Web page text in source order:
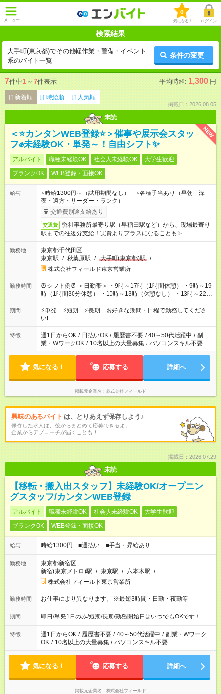
メニュー
0
気になる！ ログイン
検索結果
大手町(東京都)でその他軽作業・警備・イベント
系のバイト一覧
条件の変更
7件中1 ～ 7件表示 平均時給: 1,300 円
新着順 時給順 人気順
掲載日：2026.08.05
未読
NEW
＜⭐カンタンWEB登録⭐＞催事や展示会スタッ
フ✊未経験OK・単発～！自由シフト✨
アルバイト 職種未経験OK 社会人未経験OK
大学生歓迎
ブランクOK
WEB登録・面接OK
給与
⭐時給1300円～（試用期間なし） ⭐各種手当あり（早朝・深
夜・遠方・リーダー・ランク）
交通費別途支給あり
交通費
弊社事務所最寄り駅（早稲田駅など）から、現場最寄り
駅までの往復分支給！実費よりプラスになることも✨
勤務地
東京都千代田区
東京駅 / 秋葉原駅 / 大手町(東京都)駅 / …
株式会社フィールド東京営業所
勤務時間
⏰シフト例⏰ ＜日勤帯＞ ・9時～17時（1時間休憩） ・9時～19
時（1時間30分休憩） ・10時～13時（休憩なし） ・13時～22時
（1時間休憩） ＜夜勤帯＞ ・22時～午前2時（休憩なし） ・23
時～午前7時（1時間休憩） ・午前0時～6時（休憩なし） ※案件
や日程により変動があります。 ※なるべく希望シフトに合うよ
う調整しております。
期間
⚡単発 ⚡短期 ⚡長期 お好きな期間・日程で勤務してくださ
い❗
特徴 週1日からOK / 日払いOK / 履歴書不要 / 40～50代活躍中 / 副
業・WワークOK / 10名以上の大量募集 / パソコンスキル不要
気になる！ 応募する 詳細へ
掲載元企業名 株式会社フィールド
興味のあるバイト は、とりあえず保存しよう♪
保存した求人は、後からまとめて応募できるよ。
企業からアプローチが届くことも！
掲載日：2026.07.29
未読
【移転・搬入出スタッフ】未経験OK/オープニン
グスタッフ/カンタンWEB登録
アルバイト 職種未経験OK 社会人未経験OK
大学生歓迎
ブランクOK
WEB登録・面接OK
給与 時給1300円 ■週払い ■手当・昇給あり
勤務地
東京都新宿区
新宿(東京メトロ)駅 / 東京駅 / 六本木駅 / …
株式会社フィールド東京営業所
勤務時間 お仕事により異なります。 ※最短3時間・日勤・夜勤等
期間 即日/単発1日のみ/短期/長期/勤務開始日はいつでもOKです！
特徴 週1日からOK / 履歴書不要 / 40～50代活躍中 / 副業・Wワーク
OK / 10名以上の大量募集 / パソコンスキル不要
気になる！ 応募する 詳細へ
掲載元企業名 株式会社フィールド